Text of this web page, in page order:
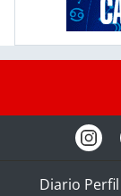
Diario Perfil